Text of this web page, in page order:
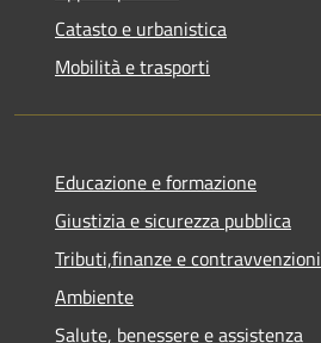
Catasto e urbanistica
Mobilità e trasporti
Educazione e formazione
Giustizia e sicurezza pubblica
Tributi,finanze e contravvenzioni
Ambiente
Salute, benessere e assistenza